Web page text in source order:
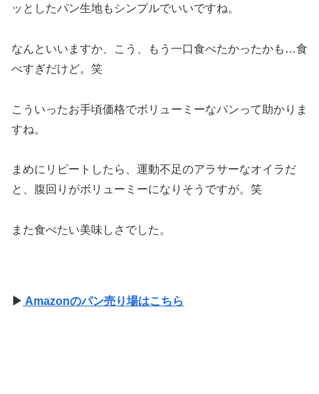
ッとしたパン生地もシンプルでいいですね。
なんといいますか、こう、もう一口食べたかったかも…食
べすぎだけど。笑
こういったお手頃価格でボリューミーなパンって助かりま
すね。
まめにリピートしたら、運動不足のアラサーなオイラだ
と、腹回りがボリューミーになりそうですが。笑
また食べたい美味しさでした。
▶ Amazonのパン売り場はこちら